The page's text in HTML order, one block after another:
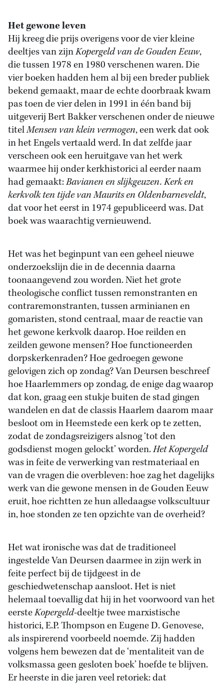
Het gewone leven
Hij kreeg die prijs overigens voor de vier kleine
deeltjes van zijnKopergeld van de Gouden Eeuw,
die tussen 1978 en 1980 verschenen waren. Die
vier boeken hadden hem al bij een breder publiek
bekend gemaakt, maar de echte doorbraak kwam
pas toen de vier delen in 1991 in één band bij
uitgeverij Bert Bakker verschenen onder de nieuwe
titelMensen van klein vermogen, een werk dat ook
in het Engels vertaald werd. In dat zelfde jaar
verscheen ook een heruitgave van het werk
waarmee hij onder kerkhistorici al eerder naam
had gemaakt:Bavianen en slijkgeuzen. Kerk en
kerkvolk ten tijde van Maurits en Oldenbarneveldt,
dat voor het eerst in 1974 gepubliceerd was. Dat
boek was waarachtig vernieuwend.
Het was het beginpunt van een geheel nieuwe
onderzoekslijn die in de decennia daarna
toonaangevend zou worden. Niet het grote
theologische conflict tussen remonstranten en
contraremonstranten, tussen arminianen en
gomaristen, stond centraal, maar de reactie van
het gewone kerkvolk daarop. Hoe reilden en
zeilden gewone mensen? Hoe functioneerden
dorpskerkenraden? Hoe gedroegen gewone
gelovigen zich op zondag? Van Deursen beschreef
hoe Haarlemmers op zondag, de enige dag waarop
dat kon, graag een stukje buiten de stad gingen
wandelen en dat de classis Haarlem daarom maar
besloot om in Heemstede een kerk op te zetten,
zodat de zondagsreizigers alsnog ‘tot den
godsdienst mogen gelockt’ worden.Het Kopergeld
was in feite de verwerking van restmateriaal en
van de vragen die overbleven: hoe zag het dagelijks
werk van die gewone mensen in de Gouden Eeuw
eruit, hoe richtten ze hun alledaagse volkscultuur
in, hoe stonden ze ten opzichte van de overheid?
Het wat ironische was dat de traditioneel
ingestelde Van Deursen daarmee in zijn werk in
feite perfect bij de tijdgeest in de
geschiedwetenschap aansloot. Het is niet
helemaal toevallig dat hij in het voorwoord van het
eersteKopergeld-deeltje twee marxistische
historici, E.P. Thompson en Eugene D. Genovese,
als inspirerend voorbeeld noemde. Zij hadden
volgens hem bewezen dat de ‘mentaliteit van de
volksmassa geen gesloten boek’ hoefde te blijven.
Er heerste in die jaren veel retoriek: dat